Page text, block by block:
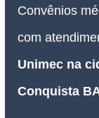
Convênios
com
Unimec na
Conquista